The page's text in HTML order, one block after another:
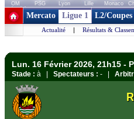
OM PSG Lyon Lille Monaco
+ de clubs
Mercato Ligue 1 L2/Coupes
Actualité | Résultats &
Lun. 16 Février 2026, 21h15 -
Stade : à | Spectateurs : - |